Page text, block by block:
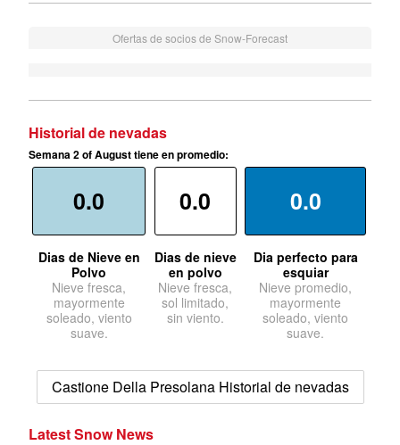
Ofertas de socios de Snow-Forecast
Historial de nevadas
Semana 2 of August tiene en promedio:
0.0
Dias de Nieve en
Polvo
Nieve fresca,
mayormente
soleado, viento
suave.
0.0
Dias de nieve
en polvo
Nieve fresca,
sol limitado,
sin viento.
0.0
Dia perfecto para
esquiar
Nieve promedio,
mayormente
soleado, viento
suave.
Castione Della Presolana Historial de nevadas